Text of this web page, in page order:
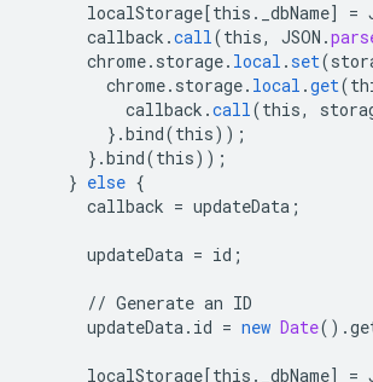
localStorage [this._dbName] =
callback .call(this, JSON .
chrome. storage. local .set(
chrome. storage. local .get(
callback .call(this,
} .bind(this));
} .bind(this));
} else {
callback = updateData ;
updateData = id ;
// Generate an ID
updateData. id = new Date().
localStorage [this._dbName] =